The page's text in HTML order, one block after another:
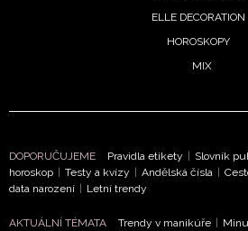
ELLE DECORATION
HOROSKOPY
MIX
DOPORUČUJEME Pravidla etikety | Slovník
horoskop | Testy a kvízy | Andělská čísla |
data narození | Letní trendy
AKTUÁLNÍ TÉMATA Trendy v manikúře |